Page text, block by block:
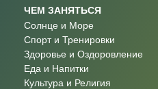
ЧЕМ ЗАНЯТЬСЯ
Солнце и Море
Спорт и Тренировки
Здоровье и Оздоровление
Еда и Напитки
Культура и Религия